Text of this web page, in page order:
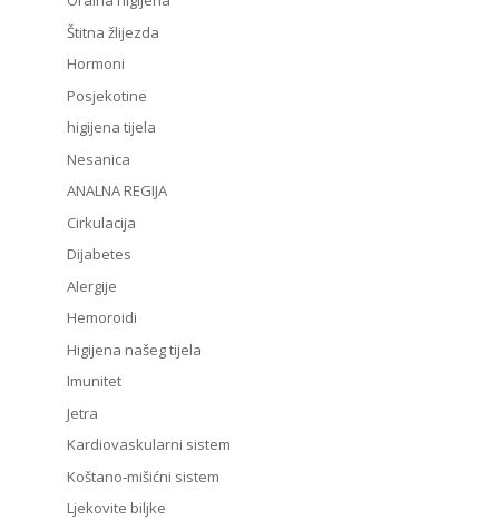
Štitna žlijezda
Hormoni
Posjekotine
higijena tijela
Nesanica
ANALNA REGIJA
Cirkulacija
Dijabetes
Alergije
Hemoroidi
Higijena našeg tijela
Imunitet
Jetra
Kardiovaskularni sistem
Koštano-mišićni sistem
Ljekovite biljke